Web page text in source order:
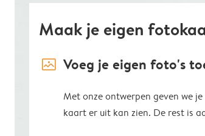
Maak je eigen
image_placeholder Voeg je eigen foto's
Met onze ontwerpen geven we
kaart er uit kan zien. De rest is